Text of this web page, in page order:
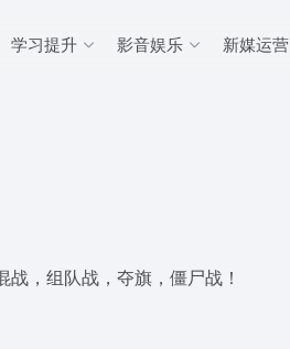
学习提升 影音娱乐 新媒运营
，组队战，夺旗，僵尸战！